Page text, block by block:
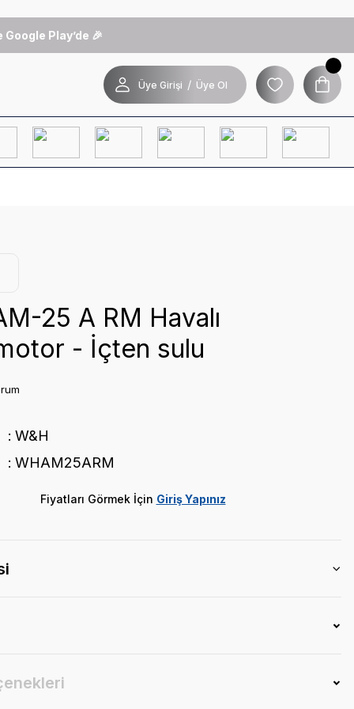
Play’de 🎉
Üye Girişi / Üye Ol
25 A RM Havalı
- İçten sulu
W&H
WHAM25ARM
Fiyatları Görmek İçin Giriş Yapınız